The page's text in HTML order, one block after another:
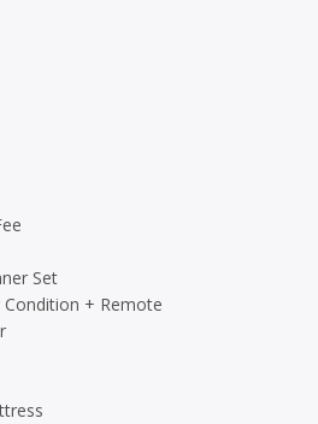
Set
+ Remote